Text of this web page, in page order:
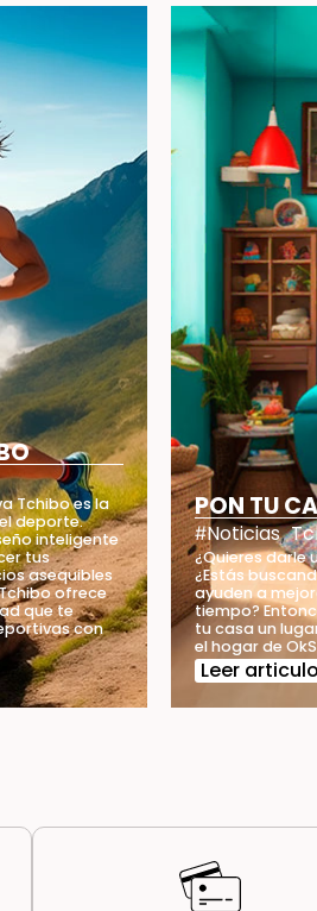
Tchibo es la
deporte.
inteligente
tus
asequibles
ofrece
que te
con
PON TU
#Noticias,
¿Quieres darle
¿Estás
ayuden a
tiempo?
tu casa un
el hogar de
Leer articulo